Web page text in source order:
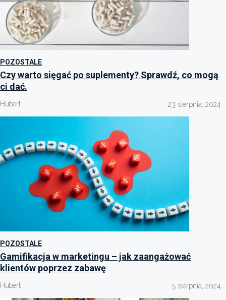
POZOSTALE
Czy warto sięgać po suplementy? Sprawdź, co mogą
ci dać.
Hubert 23 sierpnia, 2024
POZOSTALE
Gamifikacja w marketingu – jak zaangażować
klientów poprzez zabawę
Hubert 5 sierpnia, 2024